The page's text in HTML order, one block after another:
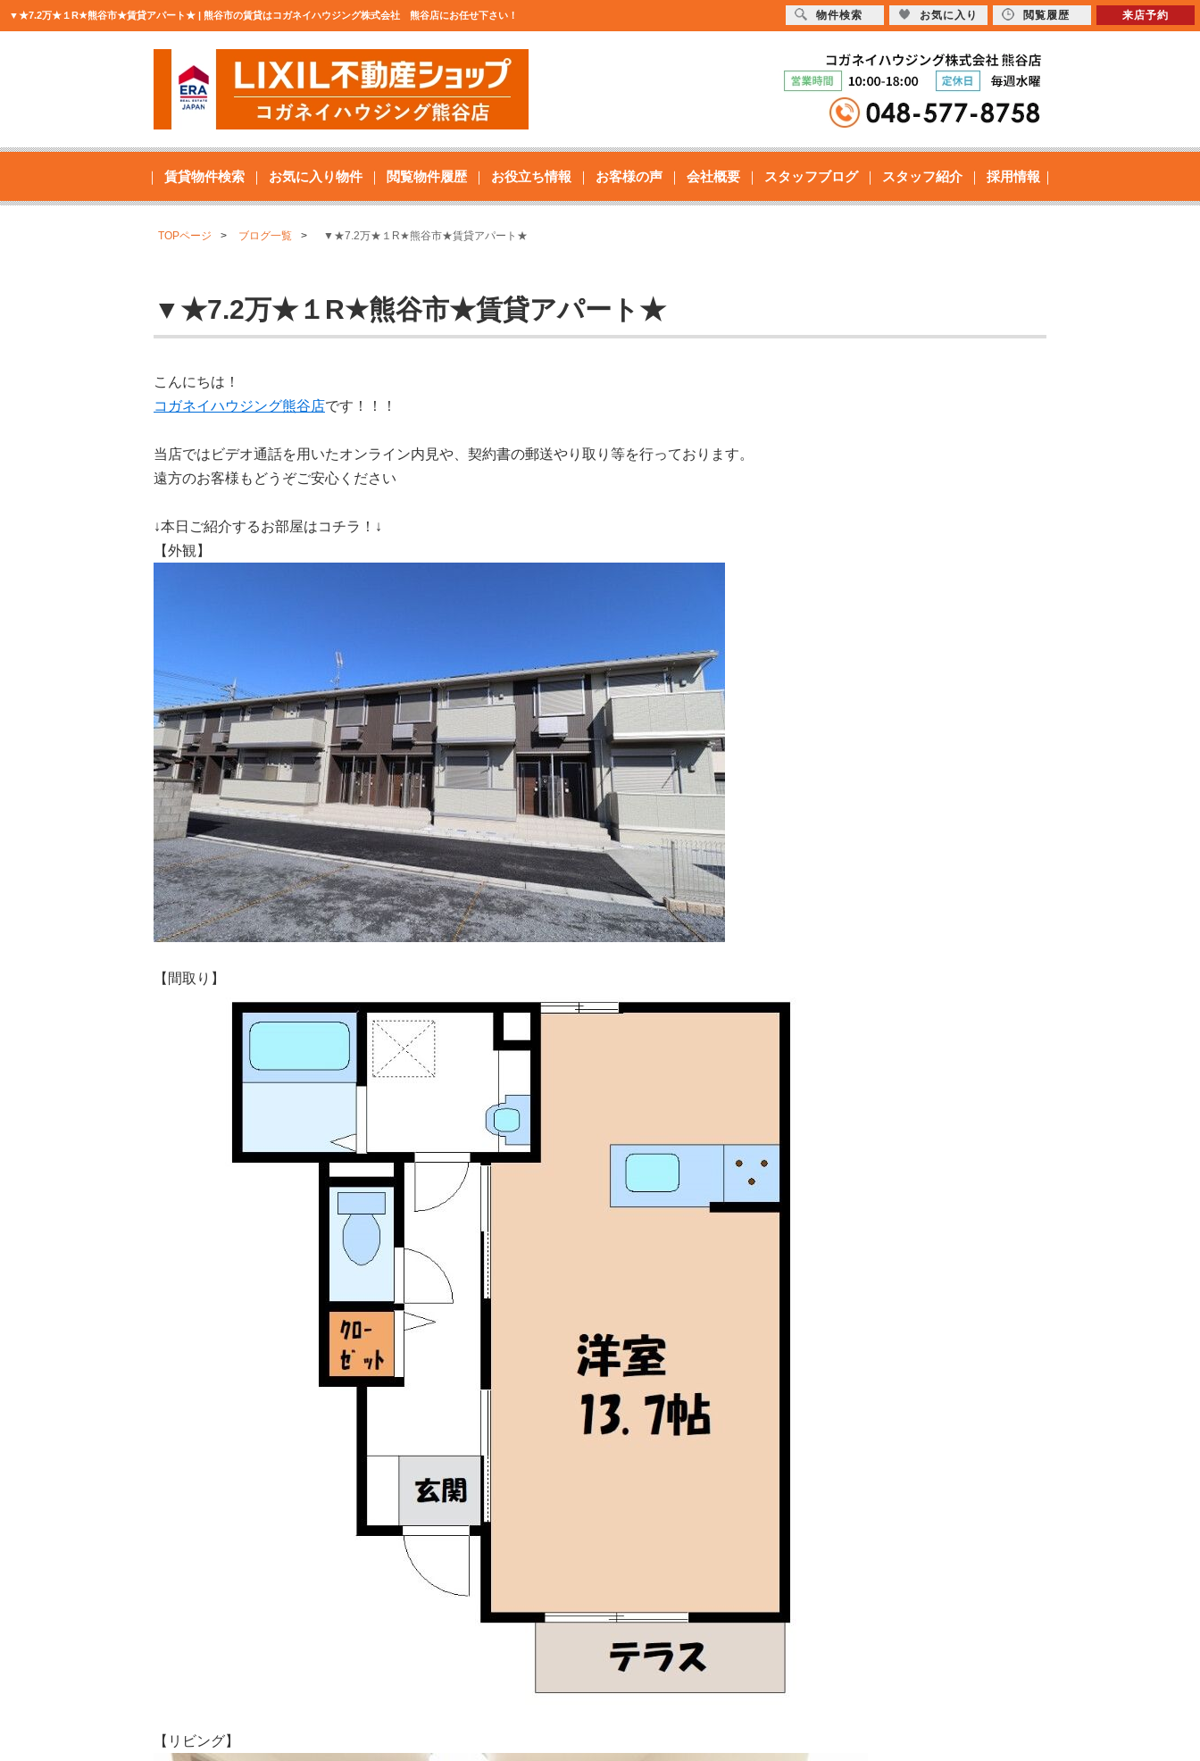
▼★7.2万★１R★熊谷市★賃貸アパート★ | 熊谷市の賃貸はコガネイハウジング株式会社 熊谷店にお任せ下さい！
賃貸物件検索 お気に入り物件 閲覧物件履歴 お役立ち情報 お客様の声 会社概要 スタッフブログ スタッフ紹介 採用情報
TOPページ ブログ一覧 ▼★7.2万★１R★熊谷市★賃貸アパート★
▼★7.2万★１R★熊谷市★賃貸アパート★
こんにちは！
コガネイハウジング熊谷店です！！！
当店ではビデオ通話を用いたオンライン内見や、契約書の郵送やり取り等を行っております。
遠方のお客様もどうぞご安心ください
↓本日ご紹介するお部屋はコチラ！↓
【外観】
【間取り】
【リビング】
物件検索 お気に入り 閲覧履歴 来店予約